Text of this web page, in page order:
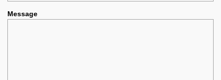
Message